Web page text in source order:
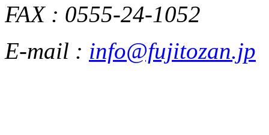
FAX : 0555-24-1052
E-mail : info@fujitozan.jp